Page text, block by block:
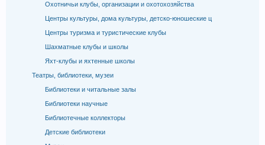
Охотничьи клубы, организации и охотохозяйства
Центры культуры, дома культуры, детско-юношеские ц
Центры туризма и туристические клубы
Шахматные клубы и школы
Яхт-клубы и яхтенные школы
Театры, библиотеки, музеи
Библиотеки и читальные залы
Библиотеки научные
Библиотечные коллекторы
Детские библиотеки